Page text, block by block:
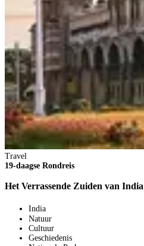
Travel
19-daagse Rondreis
Het Verrassende Zuiden van India
India
Natuur
Cultuur
Geschiedenis